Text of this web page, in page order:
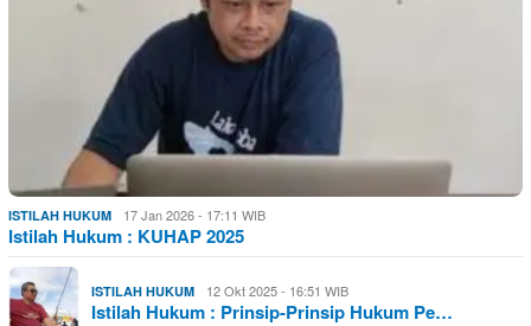
ISTILAH HUKUM 17 Jan 2026 - 17:11 WIB
Istilah Hukum : KUHAP 2025
ISTILAH HUKUM 12 Okt 2025 - 16:51 WIB
Istilah Hukum : Prinsip-Prinsip Hukum Pe…